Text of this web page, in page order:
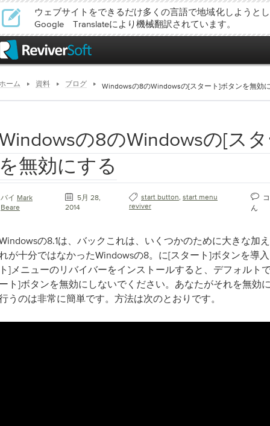
ウェブサイトをできるだけ多くの言語で地域化しようと
Google Translateにより機械翻訳されています。
ーム 資料 ブログ Windowsの8のWindowsの[スタート]ボタンを無効
の8のWindowsの[ス
無効にする
バイ Mark
Beare
5月 28,
2014
start button, start menu
reviver
ん
の8.1は、バックこれは、いくつかのために大きな加
が十分ではなかったWindowsの8。に[スタート]ボタンを導
]メニューのリバイバーをインストールすると、デフォルト
ト]ボタンを無効にしないでください。あなたがそれを無効
うのは非常に簡単です。方法は次のとおりです。